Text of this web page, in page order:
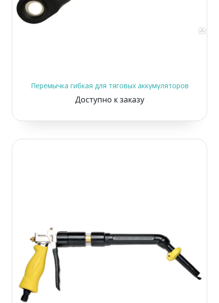
Перемычка гибкая для тяговых аккумуляторов
Доступно к заказу